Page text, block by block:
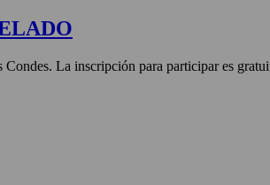
La inscripción para participar es